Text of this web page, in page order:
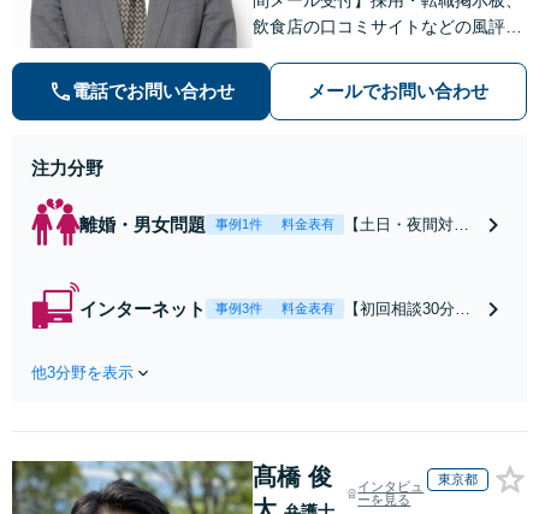
ン可】【人形町駅5
分／日本橋駅7分】
飲食店の口コミサイトなどの風評被
の種類を問わず相談可。可能な限り
早期対応で駆けつけサポート【労
電話でお問い合わせ メールでお問い合わせ
注力分野
離婚・男女問題 事例1件 料金表有
【土日・夜間対応
れたら、サインす
負担を軽減「弁護
士の交渉で慰謝料
インターネット 事例3件 料金表有
【初回相談30分無
報開示請求をおこ
お店の風評被害対
策／売り上げ低下
他3分野を表示
髙橋 俊
太
インタビュ
ーを見る
東京都